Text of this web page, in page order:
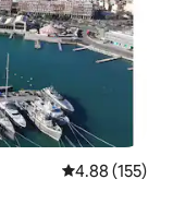
4.88 out of 5
4.88 (155)